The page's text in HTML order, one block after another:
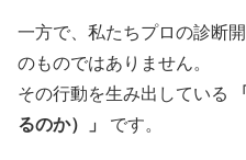
一方で、私たちプロの診断
のものではありません。
その行動を生み出している
るのか）」
です。